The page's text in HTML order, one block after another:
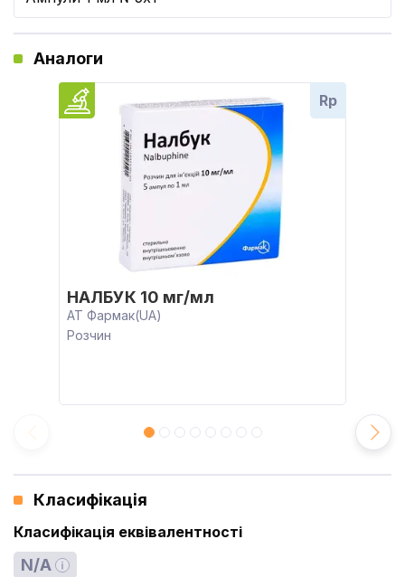
Аналоги
Rp
НАЛБУК 10 мг/мл
АТ Фармак(UA)
Розчин
Класифікація
Класифікація еквівалентності
N/A